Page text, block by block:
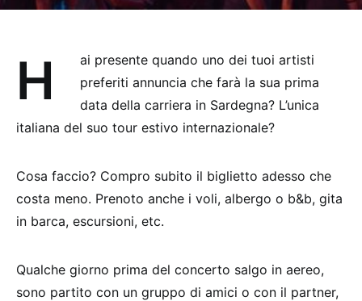
H
ai presente quando uno dei tuoi artisti
preferiti annuncia che farà la sua prima
data della carriera in Sardegna? L’unica
italiana del suo tour estivo internazionale?
Cosa faccio? Compro subito il biglietto adesso che
costa meno. Prenoto anche i voli, albergo o b&b, gita
in barca, escursioni, etc.
Qualche giorno prima del concerto salgo in aereo,
sono partito con un gruppo di amici o con il partner,